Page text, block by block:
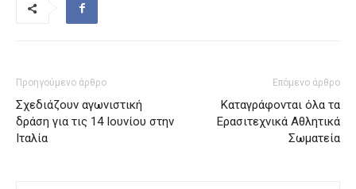
Προηγούμενο άρθρο
Σχεδιάζουν αγωνιστική
δράση για τις 14 Ιουνίου στην
Ιταλία
Επόμενο άρθρο
Καταγράφονται όλα τα
Ερασιτεχνικά Αθλητικά
Σωματεία